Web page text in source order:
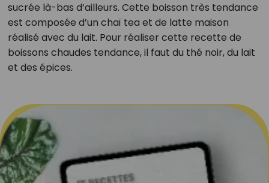
sucrée là-bas d’ailleurs. Cette boisson très tendance
est composée d’un chaï tea et de latte maison
réalisé avec du lait. Pour réaliser cette recette de
boissons chaudes tendance, il faut du thé noir, du lait
et des épices.